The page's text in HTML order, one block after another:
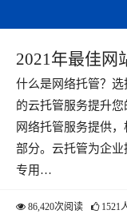
2021年最佳网
什么是网络托管？
的云托管服务提升
网络托管服务提供
部分。云托管为企
专用…
86,420次阅读 1521